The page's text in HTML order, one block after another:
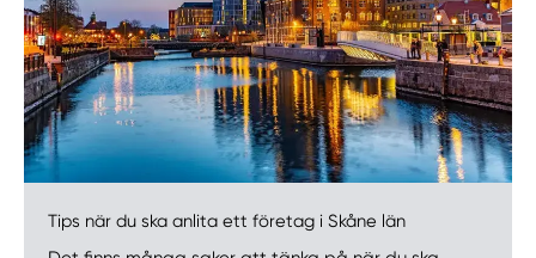
Tips när du ska anlita ett företag i Skåne län